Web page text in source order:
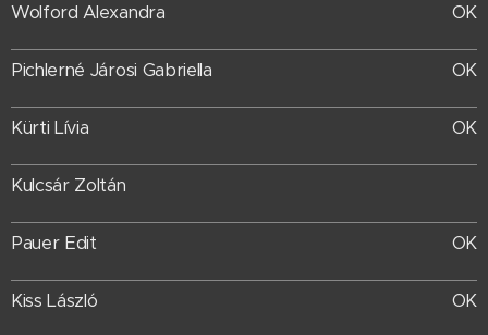
Wolford Alexandra OK
Pichlerné Járosi Gabriella OK
Kürti Lívia OK
Kulcsár Zoltán
Pauer Edit OK
Kiss László OK